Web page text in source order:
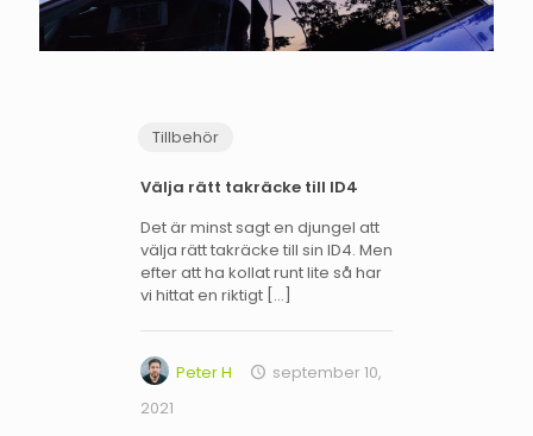
Tillbehör
Välja rätt takräcke till ID4
Det är minst sagt en djungel att
välja rätt takräcke till sin ID4. Men
efter att ha kollat runt lite så har
vi hittat en riktigt […]
Peter H
september 10,
2021